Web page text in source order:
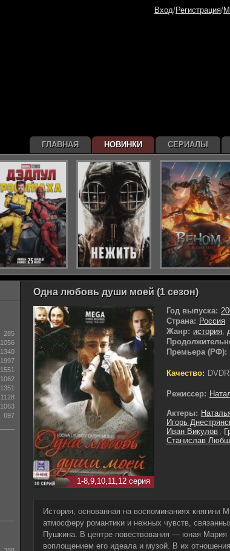
Одна любовь души моей (1 сезон)
1-8,9,10,11,12 серия
Год выпуска:
Страна: Россия
Жанр: история,
Премьера (РФ):
Качество:
Режиссер:
Актеры:
Игорь
Иван Викулов ,
Станислав
История, основанная на воспоминаниях княгини
атмосферу романтики и нежных чувств,
Пушкина. В центре повествования — юная
воплощением его идеала и музой. В их
285
1056
1340
1997
1551
1062
1351
1128
1063
697
ГЛАВНАЯ НОВИНКИ СЕРИАЛЫ
Вход/Регистрация/